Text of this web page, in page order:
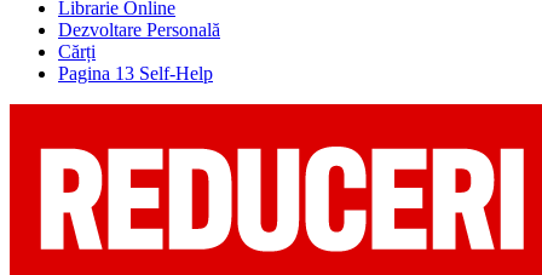
Librarie Online
Dezvoltare Personală
Cărți
Pagina 13 Self-Help